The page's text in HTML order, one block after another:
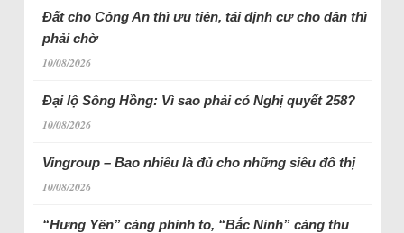
Đất cho Công An thì ưu tiên, tái định cư cho dân thì
phải chờ
10/08/2026
Đại lộ Sông Hồng: Vì sao phải có Nghị quyết 258?
10/08/2026
Vingroup – Bao nhiêu là đủ cho những siêu đô thị
10/08/2026
“Hưng Yên” càng phình to, “Bắc Ninh” càng thu